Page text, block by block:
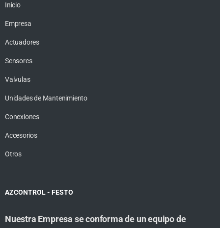
Inicio
Empresa
Actuadores
Sensores
Valvulas
Unidades de Mantenimiento
Conexiones
Accesorios
Otros
AZCONTROL - FESTO
Nuestra Empresa se conforma de un equipo de